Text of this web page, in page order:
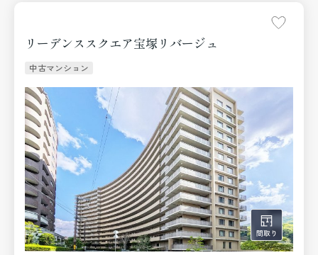
リーデンススクエア宝塚リバージュ
中古マンション